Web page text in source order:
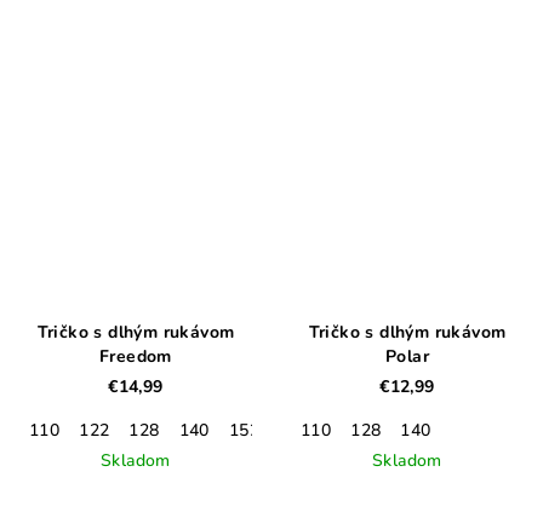
Tričko s dlhým rukávom
Freedom
€14,99
110
122 128 140
152
Skladom
Tričko s dlhým rukávom
Polar
€12,99
110
128
140
Skladom